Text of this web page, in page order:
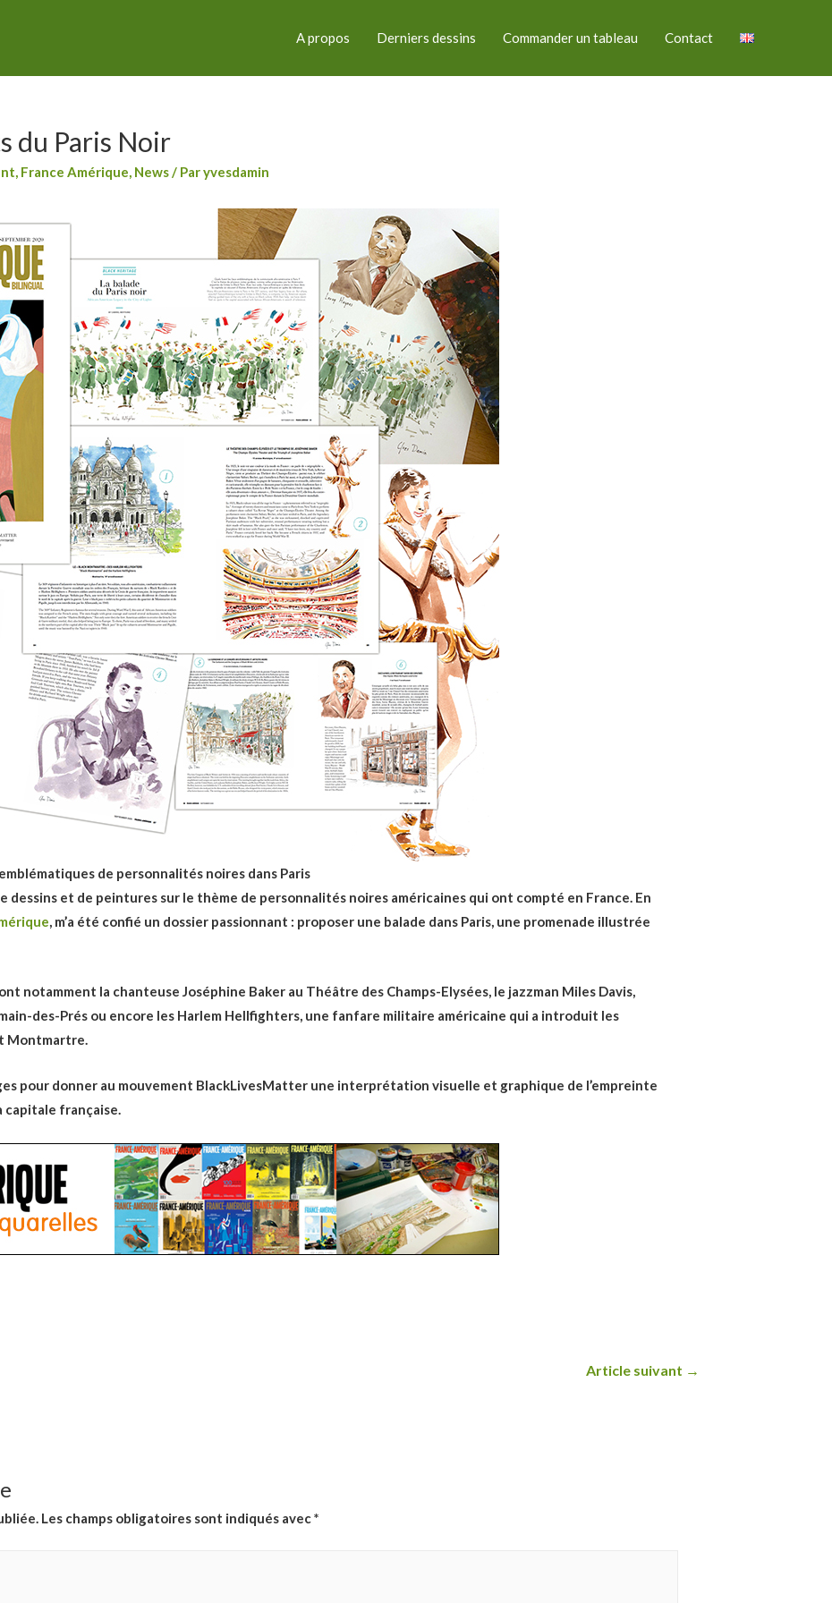
A propos Derniers dessins Commander un tableau Contact
du Paris Noir
, France Amérique, News/ Paryvesdamin
de personnalités noires dans Paris
dessins et de peintures sur le thème de personnalités noires américaines qui ont compté en France. En
, m’a été confié un dossier passionnant : proposer une balade dans Paris, une promenade illustrée
notamment la chanteuse Joséphine Baker au Théâtre des Champs-Elysées, le jazzman Miles Davis,
des-Prés ou encore les Harlem Hellfighters, une fanfare militaire américaine qui a introduit les
Montmartre.
pour donner au mouvement BlackLivesMatter une interprétation visuelle et graphique de l’empreinte
capitale française.
Article suivant →
Les champs obligatoires sont indiqués avec*